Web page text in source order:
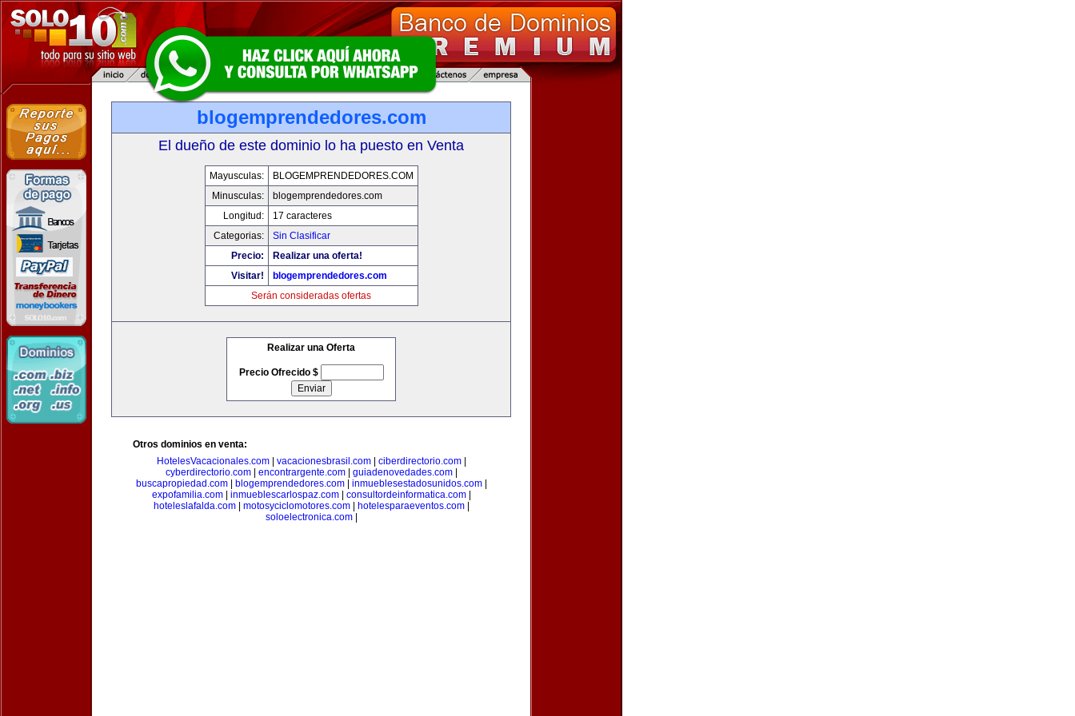
blogemprendedores.com
El dueño de este dominio lo ha puesto en Venta
Mayusculas:
BLOGEMPRENDEDORES.COM
Minusculas:
blogemprendedores.com
Longitud:
17 caracteres
Categorias:
Sin Clasificar
Precio:
Realizar una oferta!
Visitar!
blogemprendedores.com
Serán consideradas ofertas
Realizar una Oferta
Precio Ofrecido $
Otros dominios en venta:
HotelesVacacionales.com| vacacionesbrasil.com| ciberdirectorio.com|
cyberdirectorio.com| encontrargente.com| guiadenovedades.com|
buscapropiedad.com| blogemprendedores.com| inmueblesestadosunidos.com|
expofamilia.com| inmueblescarlospaz.com| consultordeinformatica.com|
hoteleslafalda.com| motosyciclomotores.com| hotelesparaeventos.com|
soloelectronica.com|